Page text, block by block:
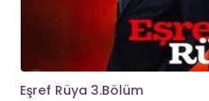
Eşref Rüya 3.Bölüm